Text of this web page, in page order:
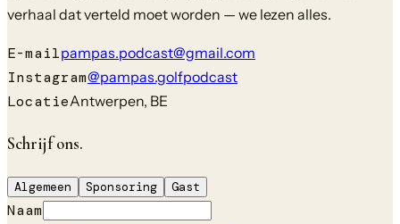
verhaal dat verteld moet worden — we lezen alles.
E-mailpampas.podcast@gmail.com
Instagram@pampas.golfpodcast
LocatieAntwerpen, BE
Schrijf ons.
Algemeen Sponsoring Gast
Naam